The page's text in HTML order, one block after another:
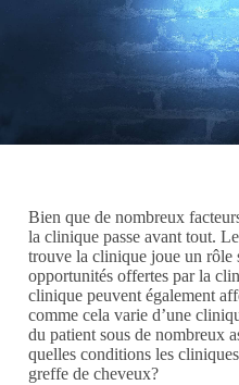
Bien que de nombreux
la clinique passe avant tout.
trouve la clinique joue un rôle
opportunités offertes par la
clinique peuvent également
comme cela varie d’une
du patient sous de nombreux
quelles conditions les
greffe de cheveux?